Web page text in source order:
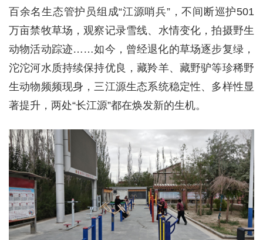
百余名生态管护员组成“江源哨兵”，不间断巡护501
万亩禁牧草场，观察记录雪线、水情变化，拍摄野生
动物活动踪迹……如今，曾经退化的草场逐步复绿，
沱沱河水质持续保持优良，藏羚羊、藏野驴等珍稀野
生动物频频现身，三江源生态系统稳定性、多样性显
著提升，两处“长江源”都在焕发新的生机。